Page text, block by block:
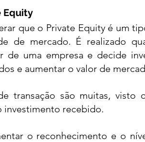
Equity
que o Private Equity é um
de mercado. É realizado
de uma empresa e decide
e aumentar o valor de
transação são muitas, visto
investimento recebido.
o reconhecimento e o